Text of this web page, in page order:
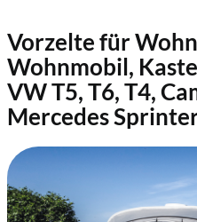
Vorzelte für
Wohnmobil,
VW T5, T6, T4,
Mercedes